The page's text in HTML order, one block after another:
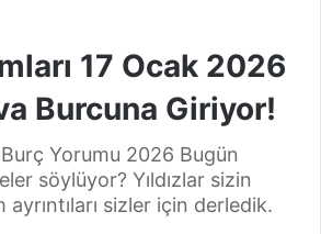
17 Ocak 2026
Burcuna Giriyor!
Yorumu 2026 Bugün
söylüyor? Yıldızlar sizin
ayrıntıları sizler için derledik.